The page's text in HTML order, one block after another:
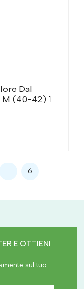
Dal
M (40-42) 1
.. 6
E OTTIENI
sul tuo